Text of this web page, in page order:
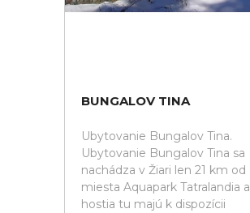
BUNGALOV TINA
Ubytovanie Bungalov Tina.
Ubytovanie Bungalov Tina sa
nachádza v Žiari len 21 km od
miesta Aquapark Tatralandia a
hostia tu majú k dispozícii